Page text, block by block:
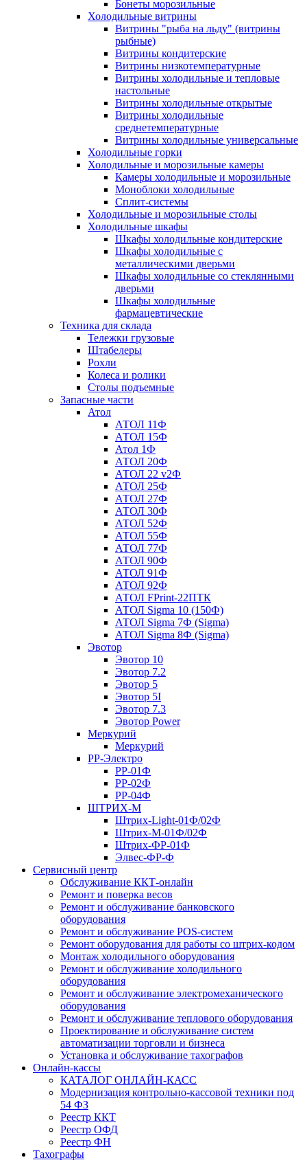
Бонеты морозильные
Холодильные витрины
Витрины "рыба на льду" (витрины
рыбные)
Витрины кондитерские
Витрины низкотемпературные
Витрины холодильные и тепловые
настольные
Витрины холодильные открытые
Витрины холодильные
среднетемпературные
Витрины холодильные универсальные
Холодильные горки
Холодильные и морозильные камеры
Камеры холодильные и морозильные
Моноблоки холодильные
Сплит-системы
Холодильные и морозильные столы
Холодильные шкафы
Шкафы холодильные кондитерские
Шкафы холодильные с
металлическими дверьми
Шкафы холодильные со стеклянными
дверьми
Шкафы холодильные
фармацевтические
Техника для склада
Тележки грузовые
Штабелеры
Рохли
Колеса и ролики
Столы подъемные
Запасные части
Атол
АТОЛ 11Ф
АТОЛ 15Ф
Атол 1Ф
АТОЛ 20Ф
АТОЛ 22 v2Ф
АТОЛ 25Ф
АТОЛ 27Ф
АТОЛ 30Ф
АТОЛ 52Ф
АТОЛ 55Ф
АТОЛ 77Ф
АТОЛ 90Ф
АТОЛ 91Ф
АТОЛ 92Ф
АТОЛ FPrint-22ПТК
АТОЛ Sigma 10 (150Ф)
АТОЛ Sigma 7Ф (Sigma)
АТОЛ Sigma 8Ф (Sigma)
Эвотор
Эвотор 10
Эвотор 7.2
Эвотор 5
Эвотор 5I
Эвотор 7.3
Эвотор Power
Меркурий
Меркурий
РР-Электро
РР-01Ф
РР-02Ф
РР-04Ф
ШТРИХ-М
Штрих-Light-01Ф/02Ф
Штрих-М-01Ф/02Ф
Штрих-ФР-01Ф
Элвес-ФР-Ф
Сервисный центр
Обслуживание ККТ-онлайн
Ремонт и поверка весов
Ремонт и обслуживание банковского
оборудования
Ремонт и обслуживание POS-систем
Ремонт оборудования для работы со штрих-кодом
Монтаж холодильного оборудования
Ремонт и обслуживание холодильного
оборудования
Ремонт и обслуживание электромеханического
оборудования
Ремонт и обслуживание теплового оборудования
Проектирование и обслуживание систем
автоматизации торговли и бизнеса
Установка и обслуживание тахографов
Онлайн-кассы
КАТАЛОГ ОНЛАЙН-КАСС
Модернизация контрольно-кассовой техники под
54 ФЗ
Реестр ККТ
Реестр ОФД
Реестр ФН
Тахографы